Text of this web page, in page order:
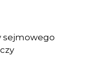
sejmowego